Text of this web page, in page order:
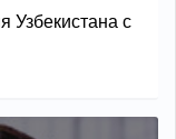
Узбекистана с